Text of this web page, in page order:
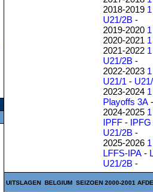
2018-2019 1
U21/2B -
2019-2020 1
2020-2021 1
2021-2022 1
U21/2B -
2022-2023 1
U21/1 -
2023-2024 1
Playoffs 3A
2024-2025 1
IPFF - IPFG
U21/2B -
2025-2026 1
LFFS-IPA -
U21/2B -
UITSLAGEN BELGIUM SEIZOEN 2000-2001